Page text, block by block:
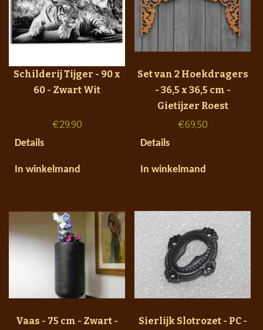
Schilderij Tijger - 90 x
60 - Zwart Wit
€29,90
Details
In winkelmand
Set van 2 Hoekdragers
- 36,5 x 36,5 cm -
Gietijzer Roest
€69,50
Details
In winkelmand
Vaas - 75 cm - Zwart -
Sierlijk Slotrozet - PC -